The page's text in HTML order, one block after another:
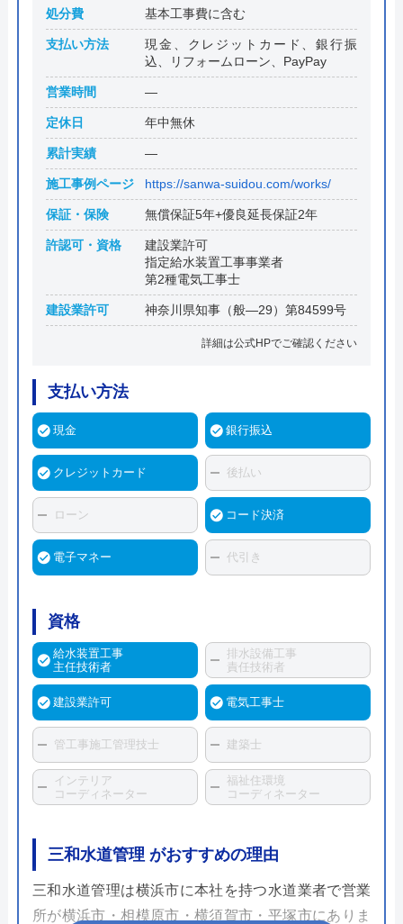
処分費 基本工事費に含む
支払い方法
現金、クレジットカード、銀行振
込、リフォームローン、PayPay
営業時間 ―
定休日 年中無休
累計実績 ―
施工事例ページ https://sanwa-suidou.com/works/
保証・保険 無償保証5年+優良延長保証2年
許認可・資格
建設業許可
指定給水装置工事事業者
第2種電気工事士
建設業許可 神奈川県知事（般―29）第84599号
詳細は公式HPでご確認ください
支払い方法
現金 銀行振込
クレジットカード 後払い
ローン コード決済
電子マネー 代引き
資格
給水装置工事
主任技術者
排水設備工事
責任技術者
建設業許可 電気工事士
管工事施工管理技士 建築士
インテリア
コーディネーター
福祉住環境
コーディネーター
三和水道管理 がおすすめの理由
三和水道管理は横浜市に本社を持つ水道業者で営業
所が横浜市・相模原市・横須賀市・平塚市にありま